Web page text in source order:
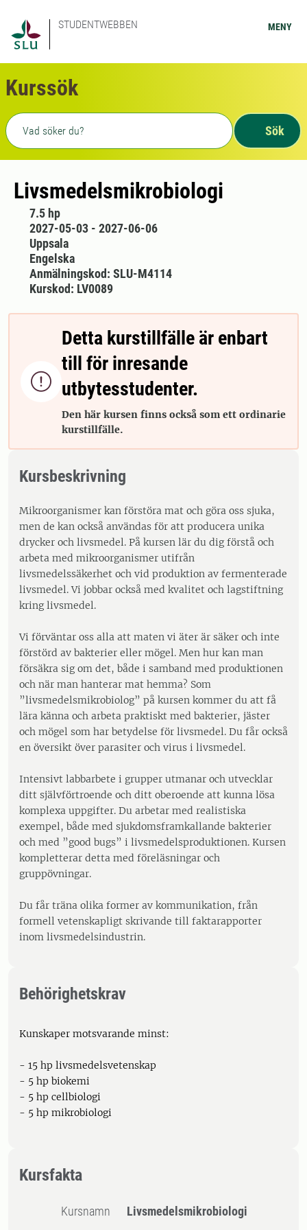
STUDENTWEBBEN MENY
Kurssök
Fritext sökning
Sök
Livsmedelsmikrobiologi
7.5 hp
2027-05-03 - 2027-06-06
Uppsala
Engelska
Anmälningskod: SLU-M4114
Kurskod: LV0089

Detta kurstillfälle är enbart
till för inresande
utbytesstudenter.
Den här kursen finns också som ett ordinarie
kurstillfälle.
Kursbeskrivning
Mikroorganismer kan förstöra mat och göra oss sjuka,
men de kan också användas för att producera unika
drycker och livsmedel. På kursen lär du dig förstå och
arbeta med mikroorganismer utifrån
livsmedelssäkerhet och vid produktion av fermenterade
livsmedel. Vi jobbar också med kvalitet och lagstiftning
kring livsmedel.
Vi förväntar oss alla att maten vi äter är säker och inte
förstörd av bakterier eller mögel. Men hur kan man
försäkra sig om det, både i samband med produktionen
och när man hanterar mat hemma? Som
”livsmedelsmikrobiolog” på kursen kommer du att få
lära känna och arbeta praktiskt med bakterier, jäster
och mögel som har betydelse för livsmedel. Du får också
en översikt över parasiter och virus i livsmedel.
Intensivt labbarbete i grupper utmanar och utvecklar
ditt självförtroende och ditt oberoende att kunna lösa
komplexa uppgifter. Du arbetar med realistiska
exempel, både med sjukdomsframkallande bakterier
och med ”good bugs” i livsmedelsproduktionen. Kursen
kompletterar detta med föreläsningar och
gruppövningar.
Du får träna olika former av kommunikation, från
formell vetenskapligt skrivande till faktarapporter
inom livsmedelsindustrin.
Behörighetskrav
Kunskaper motsvarande minst:
- 15 hp livsmedelsvetenskap
- 5 hp biokemi
- 5 hp cellbiologi
- 5 hp mikrobiologi
Kursfakta
Kursnamn Livsmedelsmikrobiologi